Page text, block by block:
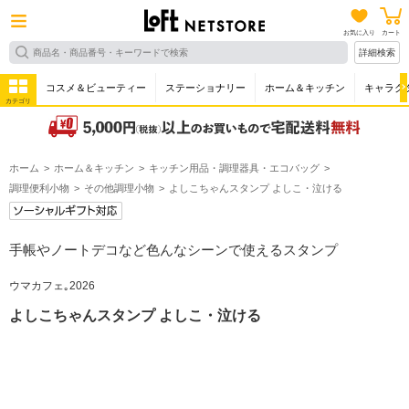
お気に入り カート
詳細検索
カテゴリ
コスメ＆ビューティー ステーショナリー ホーム＆キッチン キャラク
ホーム ホーム＆キッチン
キッチン用品・調理器具・エコバッグ
調理便利小物
その他調理小物 よしこちゃんスタンプ よしこ・泣ける
手帳やノートデコなど色んなシーンで使えるスタンプ
ウマカフェ｡2026
よしこちゃんスタンプ よしこ・泣ける